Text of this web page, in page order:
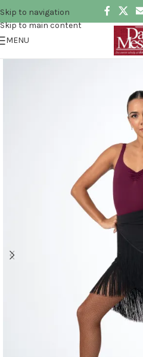
Skip to navigation
Skip to main content
MENU